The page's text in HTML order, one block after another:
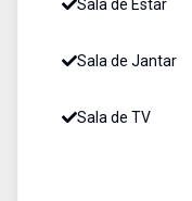
Sala de Estar
Sala de Jantar
Sala de TV